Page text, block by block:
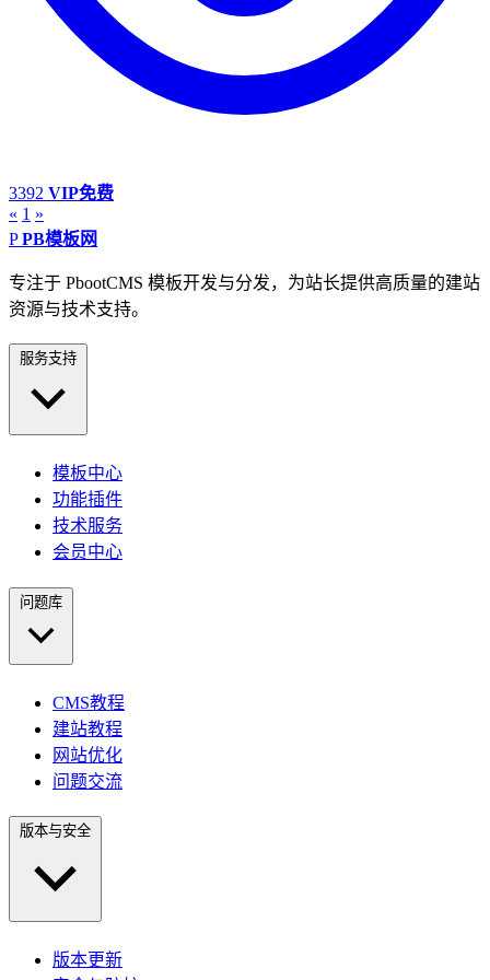
3392 VIP免费
« 1 »
P PB模板网
专注于 PbootCMS 模板开发与分发，为站长提供高质量的建站
资源与技术支持。
服务支持
模板中心
功能插件
技术服务
会员中心
问题库
CMS教程
建站教程
网站优化
问题交流
版本与安全
版本更新